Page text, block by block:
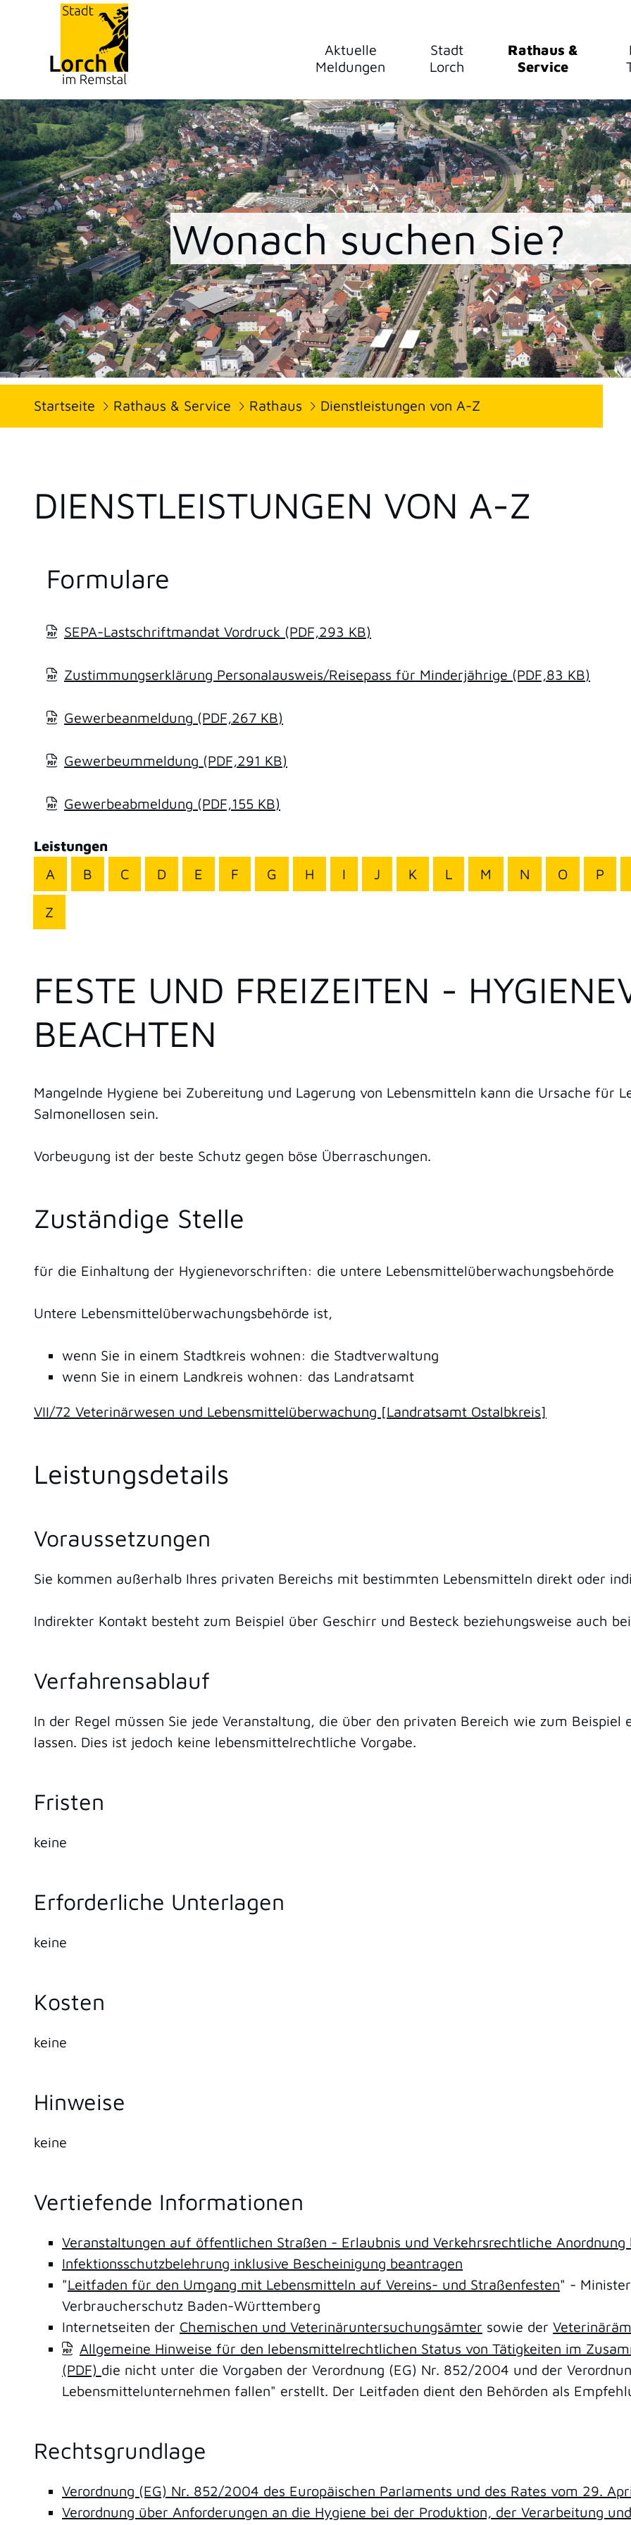
Aktuelle
Meldungen
Stadt
Lorch
Rathaus &
Service
Startseite Rathaus & Service Rathaus Dienstleistungen von A-Z
DIENSTLEISTUNGEN VON A-Z
Formulare
SEPA-Lastschriftmandat Vordruck (PDF,293 KB)
Zustimmungserklärung Personalausweis/Reisepass für Minderjährige (PDF,83 KB)
Gewerbeanmeldung (PDF,267 KB)
Gewerbeummeldung (PDF,291 KB)
Gewerbeabmeldung (PDF,155 KB)
Leistungen
A
B C D E F G H I J K L M N O P
Z
FESTE UND FREIZEITEN -
BEACHTEN
Mangelnde Hygiene bei Zubereitung und Lagerung von Lebensmitteln kann die Ursache für
Salmonellosen sein.
Vorbeugung ist der beste Schutz gegen böse Überraschungen.
Zuständige Stelle
für die Einhaltung der Hygienevorschriften: die untere Lebensmittelüberwachungsbehörde
Untere Lebensmittelüberwachungsbehörde ist,
wenn Sie in einem Stadtkreis wohnen: die Stadtverwaltung
wenn Sie in einem Landkreis wohnen: das Landratsamt
VII/72 Veterinärwesen und Lebensmittelüberwachung [Landratsamt Ostalbkreis]
Leistungsdetails
Voraussetzungen
Sie kommen außerhalb Ihres privaten Bereichs mit bestimmten Lebensmitteln direkt oder
Indirekter Kontakt besteht zum Beispiel über Geschirr und Besteck beziehungsweise auch
Verfahrensablauf
In der Regel müssen Sie jede Veranstaltung, die über den privaten Bereich wie zum Beispiel
lassen. Dies ist jedoch keine lebensmittelrechtliche Vorgabe.
Fristen
keine
Erforderliche Unterlagen
keine
Kosten
keine
Hinweise
keine
Vertiefende Informationen
Veranstaltungen auf öffentlichen Straßen - Erlaubnis und Verkehrsrechtliche Anordnung
Infektionsschutzbelehrung inklusive Bescheinigung beantragen
"Leitfaden für den Umgang mit Lebensmitteln auf Vereins- und Straßenfesten" -
Verbraucherschutz Baden-Württemberg
Internetseiten der Chemischen und Veterinäruntersuchungsämter sowie der
Allgemeine Hinweise für den lebensmittelrechtlichen Status von Tätigkeiten im
(PDF) die nicht unter die Vorgaben der Verordnung (EG) Nr. 852/2004 und der
Lebensmittelunternehmen fallen" erstellt. Der Leitfaden dient den Behörden als
Rechtsgrundlage
Verordnung (EG) Nr. 852/2004 des Europäischen Parlaments und des Rates vom 29.
Verordnung über Anforderungen an die Hygiene bei der Produktion, der Verarbeitung